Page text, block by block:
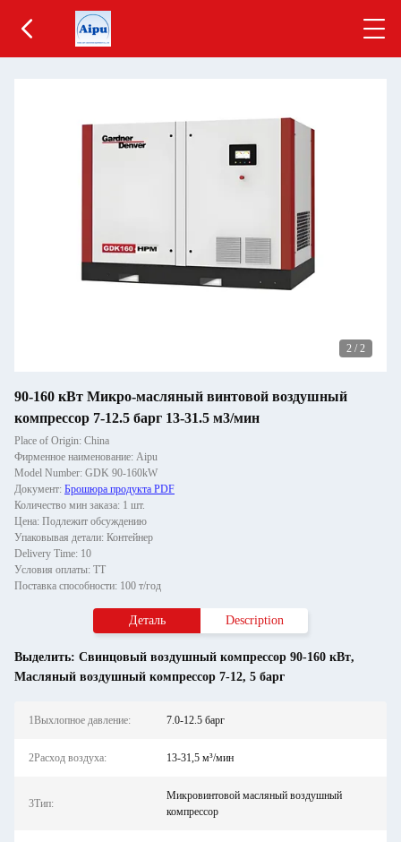
2 / 2
90-160 кВт Микро-масляный винтовой воздушный
компрессор 7-12.5 барг 13-31.5 м3/мин
Place of Origin: China
Фирменное наименование: Aipu
Model Number: GDK 90-160kW
Документ: Брошюра продукта PDF
Количество мин заказа: 1 шт.
Цена: Подлежит обсуждению
Упаковывая детали: Контейнер
Delivery Time: 10
Условия оплаты: ТТ
Поставка способности: 100 т/год
Деталь Description
Выделить: Свинцовый воздушный компрессор 90-160 кВт,
Масляный воздушный компрессор 7-12, 5 барг
1Выхлопное давление: 7.0-12.5 барг
2Расход воздуха: 13-31,5 м³/мин
3Тип:
Микровинтовой масляный воздушный
компрессор